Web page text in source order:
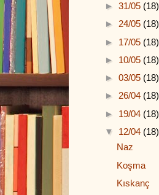
► 31/05 (18)
► 24/05 (18)
► 17/05 (18)
► 10/05 (18)
► 03/05 (18)
► 26/04 (18)
► 19/04 (18)
▼ 12/04 (18)
Naz
Koşma
Kıskanç